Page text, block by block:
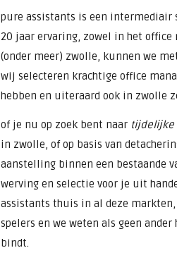
pure assistants is een intermediair
20 jaar ervaring, zowel in het
(onder meer) zwolle, kunnen we
wij selecteren krachtige office
hebben en uiteraard ook in zwolle
of je nu op zoek bent naar tijdelijke
in zwolle, of op basis van
aanstelling binnen een bestaande
werving en selectie voor je uit
assistants thuis in al deze
spelers en we weten als geen
bindt.